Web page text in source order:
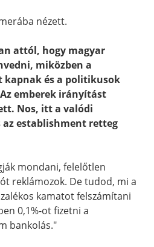
nézett.
attól, hogy magyar
miközben a
kapnak és a politikusok
emberek irányítást
Nos, itt a valódi
az establishment retteg
mondani, felelőtlen
reklámozok. De tudod, mi a
kamatot felszámítani
0,1%-ot fizetni a
bankolás."